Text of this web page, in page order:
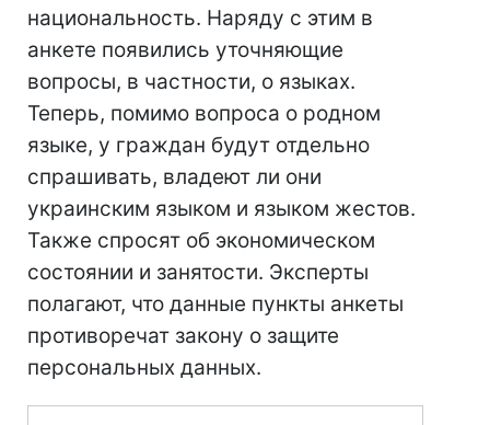
национальность. Наряду с этим в
анкете появились уточняющие
вопросы, в частности, о языках.
Теперь, помимо вопроса о родном
языке, у граждан будут отдельно
спрашивать, владеют ли они
украинским языком и языком жестов.
Также спросят об экономическом
состоянии и занятости. Эксперты
полагают, что данные пункты анкеты
противоречат закону о защите
персональных данных.